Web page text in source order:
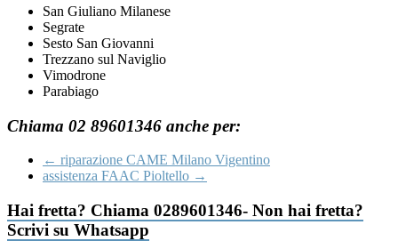
San Giuliano Milanese
Segrate
Sesto San Giovanni
Trezzano sul Naviglio
Vimodrone
Parabiago
Chiama 02 89601346 anche per:
← riparazione CAME Milano Vigentino
assistenza FAAC Pioltello →
Hai fretta? Chiama 0289601346- Non hai fretta?
Scrivi su Whatsapp